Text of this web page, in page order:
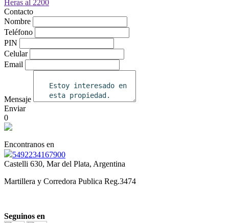
Contacto
Nombre
Teléfono
PIN
Celular
Email
Mensaje
Enviar
0
Encontranos en
5492234167900
Castelli 630, Mar del Plata, Argentina
Martillera y Corredora Publica Reg.3474
Seguinos en